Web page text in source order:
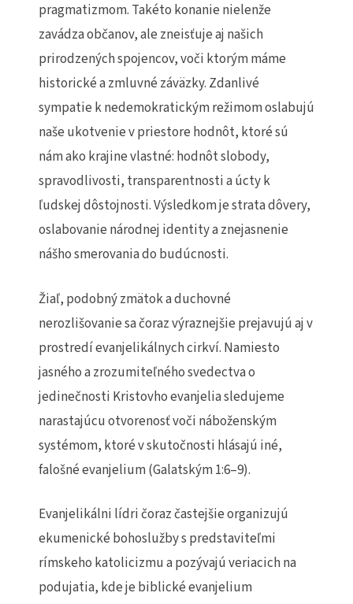
pragmatizmom. Takéto konanie nielenže
zavádza občanov, ale zneisťuje aj našich
prirodzených spojencov, voči ktorým máme
historické a zmluvné záväzky. Zdanlivé
sympatie k nedemokratickým režimom oslabujú
naše ukotvenie v priestore hodnôt, ktoré sú
nám ako krajine vlastné: hodnôt slobody,
spravodlivosti, transparentnosti a úcty k
ľudskej dôstojnosti. Výsledkom je strata dôvery,
oslabovanie národnej identity a znejasnenie
nášho smerovania do budúcnosti.
Žiaľ, podobný zmätok a duchovné
nerozlišovanie sa čoraz výraznejšie prejavujú aj v
prostredí evanjelikálnych cirkví. Namiesto
jasného a zrozumiteľného svedectva o
jedinečnosti Kristovho evanjelia sledujeme
narastajúcu otvorenosť voči náboženským
systémom, ktoré v skutočnosti hlásajú iné,
falošné evanjelium (Galatským 1:6–9).
Evanjelikálni lídri čoraz častejšie organizujú
ekumenické bohoslužby s predstaviteľmi
rímskeho katolicizmu a pozývajú veriacich na
podujatia, kde je biblické evanjelium